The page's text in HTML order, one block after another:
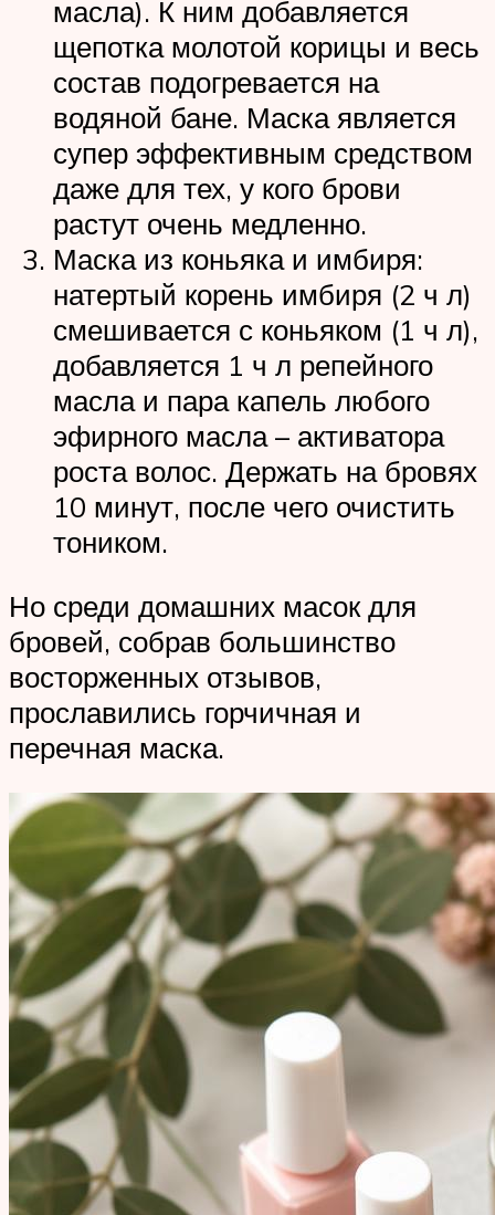
масла). К ним добавляется
щепотка молотой корицы и весь
состав подогревается на
водяной бане. Маска является
супер эффективным средством
даже для тех, у кого брови
растут очень медленно.
Маска из коньяка и имбиря:
натертый корень имбиря (2 ч л)
смешивается с коньяком (1 ч л),
добавляется 1 ч л репейного
масла и пара капель любого
эфирного масла – активатора
роста волос. Держать на бровях
10 минут, после чего очистить
тоником.
Но среди домашних масок для
бровей, собрав большинство
восторженных отзывов,
прославились горчичная и
перечная маска.